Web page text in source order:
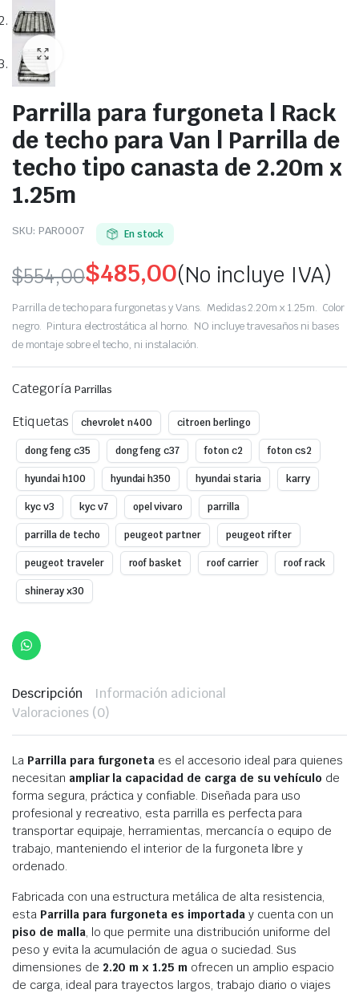
Parrilla para furgoneta | Rack
de techo para Van | Parrilla de
techo tipo canasta de 2.20m x
1.25m
SKU: PAR0007 En stock
$554,00
Original
price
was:
$554,00.
$485,00
Current
price
is:
$485,00.
(No incluye IVA)
Parrilla de techo para furgonetas y Vans. Medidas 2.20m x 1.25m. Color
negro. Pintura electrostática al horno. NO incluye travesaños ni bases
de montaje sobre el techo, ni instalación.
Categoría Parrillas
Etiquetas chevrolet n400 citroen berlingo
dong feng c35 dong feng c37 foton c2 foton cs2
hyundai h100 hyundai h350 hyundai staria karry
kyc v3 kyc v7 opel vivaro parrilla
parrilla de techo peugeot partner peugeot rifter
peugeot traveler roof basket roof carrier roof rack
shineray x30
Descripción
Información adicional
Valoraciones (0)
La Parrilla para furgoneta es el accesorio ideal para quienes
necesitan ampliar la capacidad de carga de su vehículo de
forma segura, práctica y confiable. Diseñada para uso
profesional y recreativo, esta parrilla es perfecta para
transportar equipaje, herramientas, mercancía o equipo de
trabajo, manteniendo el interior de la furgoneta libre y
ordenado.
Fabricada con una estructura metálica de alta resistencia,
esta Parrilla para furgoneta es importaday cuenta con un
piso de malla, lo que permite una distribución uniforme del
peso y evita la acumulación de agua o suciedad. Sus
dimensiones de 2.20 m x 1.25 m ofrecen un amplio espacio
de carga, ideal para trayectos largos, trabajo diario o viajes